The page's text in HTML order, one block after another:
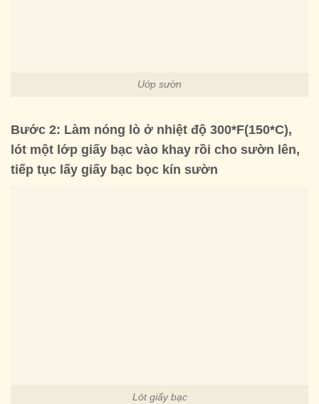
Uớp sườn
Bước 2: Làm nóng lò ở nhiệt độ 300*F(150*C),
lót một lớp giấy bạc vào khay rồi cho sườn lên,
tiếp tục lấy giấy bạc bọc kín sườn
Lót giấy bạc